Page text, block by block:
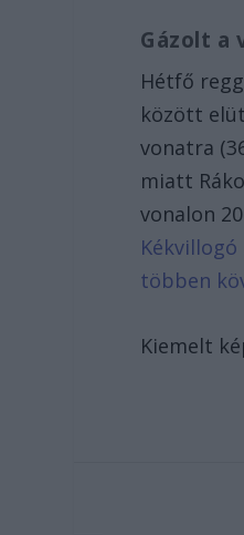
Gázolt a
Hétfő
között
vonatra
miatt
vonalon
többen
Kiemelt